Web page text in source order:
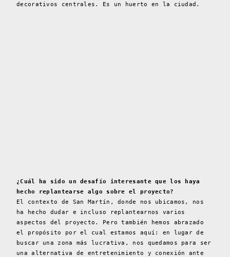
decorativos centrales. Es un huerto en la ciudad.
¿Cuál ha sido un desafío interesante que los haya
hecho replantearse algo sobre el proyecto?
El contexto de San Martín, donde nos ubicamos, nos
ha hecho dudar e incluso replantearnos varios
aspectos del proyecto. Pero también hemos abrazado
el propósito por el cual estamos aquí: en lugar de
buscar una zona más lucrativa, nos quedamos para ser
una alternativa de entretenimiento y conexión ante